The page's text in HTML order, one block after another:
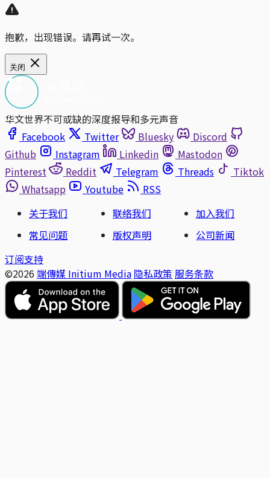
抱歉，出现错误。请再试一次。
关闭
华文世界不可或缺的深度报导和多元声音
Facebook
Twitter Bluesky
Discord
Github
Instagram Linkedin
Mastodon
Pinterest
Reddit Telegram Threads
Tiktok
Whatsapp
Youtube
RSS
关于我们
联络我们
加入我们
常见问题
版权声明
公司新闻
订阅支持
©2026 端傳媒 Initium Media 隐私政策 服务条款